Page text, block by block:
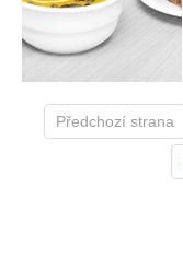
Předchozí strana